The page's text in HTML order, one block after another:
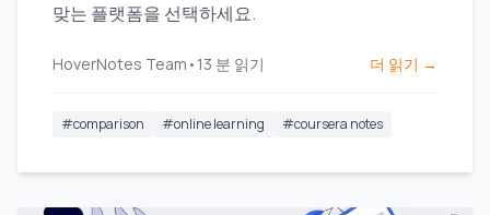
맞는 플랫폼을 선택하세요.
HoverNotes Team • 13 분 읽기 더 읽기 →
#comparison #online learning #coursera notes